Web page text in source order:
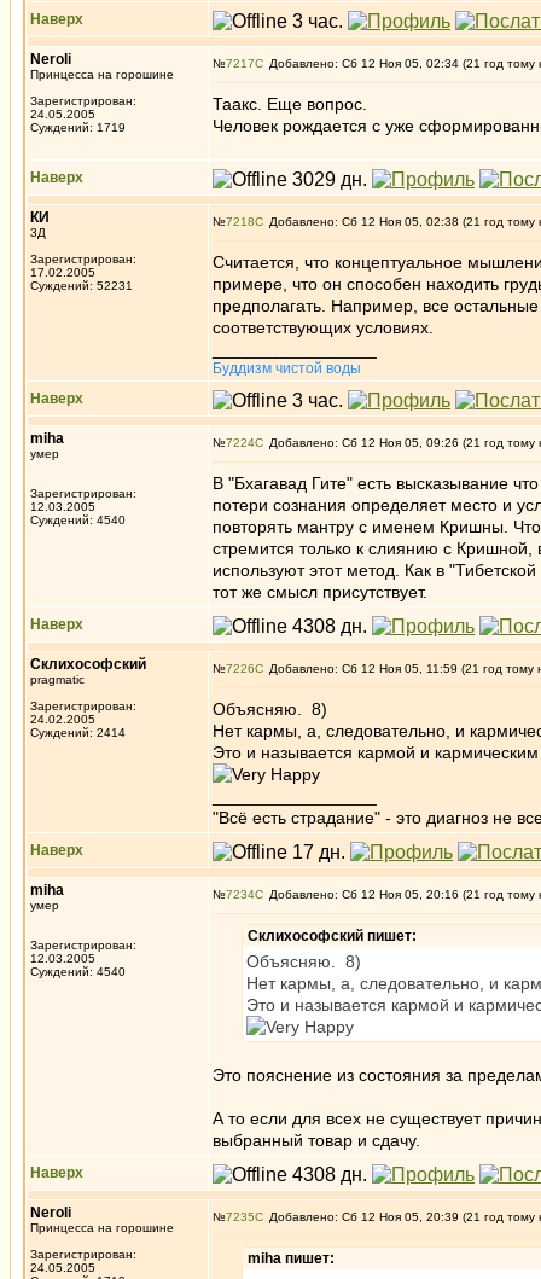
Наверх
Neroli
Принцесса на горошине
Зарегистрирован:
24.05.2005
Суждений: 1719
№7217 Добавлено: Сб 12 Ноя 05, 02:34 (21 год тому
Таакс. Еще вопрос.
Человек рождается с уже
Наверх
КИ
3Д
Зарегистрирован:
17.02.2005
Суждений: 52231
№7218 Добавлено: Сб 12 Ноя 05, 02:38 (21 год тому
Считается, что концептуальное
примере, что он способен находить
предполагать. Например, все
соответствующих условиях.
Буддизм чистой воды
Наверх
miha
умер
Зарегистрирован:
12.03.2005
Суждений: 4540
№7224 Добавлено: Сб 12 Ноя 05, 09:26 (21 год тому
В "Бхагавад Гите" есть высказывание
потери сознания определяет место и
повторять мантру с именем Кришны.
стремится только к слиянию с
используют этот метод. Как в
тот же смысл присутствует.
Наверх
Склихософский
pragmatic
Зарегистрирован:
24.02.2005
Суждений: 2414
№7226 Добавлено: Сб 12 Ноя 05, 11:59 (21 год тому
Объясняю. 8)
Нет кармы, а, следовательно, и
Это и называется кармой и
"Всё есть страдание" - это диагноз не
Наверх
miha
умер
Зарегистрирован:
12.03.2005
Суждений: 4540
№7234 Добавлено: Сб 12 Ноя 05, 20:16 (21 год тому
Склихософский пишет:
Объясняю. 8)
Нет кармы, а, следовательно, и
Это и называется кармой и
Это пояснение из состояния за
А то если для всех не существует
выбранный товар и сдачу.
Наверх
Neroli
Принцесса на горошине
Зарегистрирован:
24.05.2005
№7235 Добавлено: Сб 12 Ноя 05, 20:39 (21 год тому
miha пишет: